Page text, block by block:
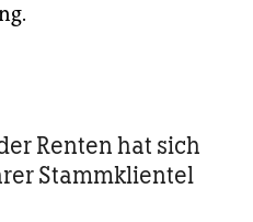
Renten hat sich
Stammklientel